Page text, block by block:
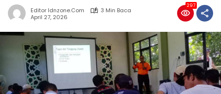
Editor Idnzone.com
3 Min Baca
April 27, 2026
297